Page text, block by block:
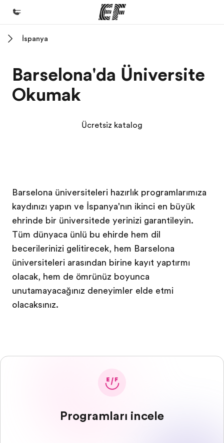
Programlarımız
Tüm programlarımıza göz atın
Kariyer
Ekibimize katılın
İspanya
Barselona'da Üniversite
Okumak
Ücretsiz katalog
Barselona üniversiteleri hazırlık programlarımıza
kaydınızı yapın ve İspanya'nın ikinci en büyük
şehrinde bir üniversitede yerinizi garantileyin.
Tüm dünyaca ünlü bu şehirde hem dil
becerilerinizi geliştirecek, hem Barselona
üniversiteleri arasından birine kayıt yaptırmış
olacak, hem de ömrünüz boyunca
unutamayacağınız deneyimler elde etmiş
olacaksınız.
Programları incele